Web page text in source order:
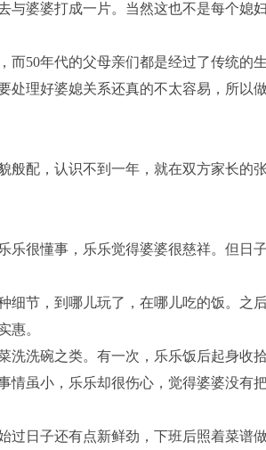
与婆婆打成一片。当然这也不是每个媳
50年代的父母亲们都是经过了传统的生
处理好婆媳关系还真的不太容易，所以
配，认识不到一年，就在双方家长的
很懂事，乐乐觉得婆婆很慈祥。但日
节，到哪儿玩了，在哪儿吃的饭。之
惠。
洗碗之类。有一次，乐乐饭后起身收
情虽小，乐乐却很伤心，觉得婆婆没有
日子还有点新鲜劲，下班后照着菜谱